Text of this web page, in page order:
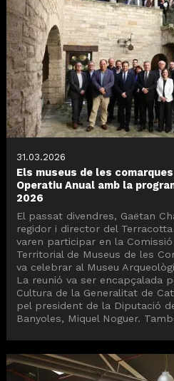
31.03.2026
Els museus de les
Operatiu Anual amb la
2026
El passat divendres, Gaëtan
regidor i director del
varen participar en la
Territorial de Museus de les
va celebrar al Museu
La reunió va ser encapçalada
Cultura de la Generalitat de
pel president de la Diputació
Banyoles, Miquel Noguer.